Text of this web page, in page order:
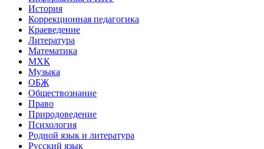
История
Коррекционная педагогика
Краеведение
Литература
Математика
МХК
Музыка
ОБЖ
Обществознание
Право
Природоведение
Психология
Родной язык и литература
Русский язык